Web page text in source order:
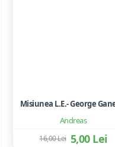
Andreas
5,00 Lei
16,00 Lei